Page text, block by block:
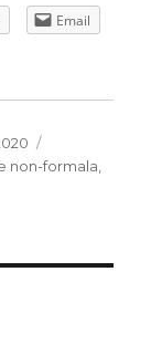
Email
non-formala